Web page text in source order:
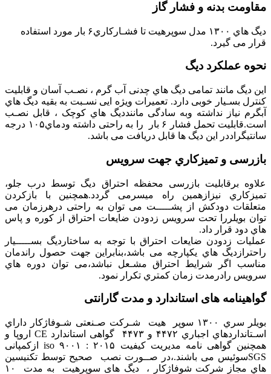
مقاومت بدنه و فشار گاز
دیگ هاي ۱۳۰۰ مدل سوپرهیت تا فشـارکاري۶ بار مورد استفاده
قرار می گیرد.
نحوه عملکرد دیگ
این دیگ مانند تمامی دیگ هاي چدنی آب گرم ، نصـب آسان و قابلیت
کنترل بسـیار خوبی دارد. تعمیرات ویژه ایی نسـبت به بقیه دیگ هاي
آبگرم نیاز نداشته وبه سادگی ماننددیگ هاي کوچک ، قابل نصـب
است.قابلیت تحمل فشار ۶ بار را به راحتی داشته ودماي۱۰۵ درجه
سانتیگراددر این دیگ ها قابل دریافت می باشد.
بازرسی و تمیزکاري جهت سرویس
علاوه برقابلیت بازرسی محفظه احتراق دیگ توسط درب جلو،
تمیزکاري نیزازهمین راه میسرمی گردد.همچنین با بازکردن
متعلقات دودکش از پشـــــت می توان به راحتی درهرزمان می
توان بویلررا تحت سرویس زدودن ضایعات احتراق از کوره و پاس
هاي دود قرار داد.
عملیات زدودن ضایعات احتراق با توجه به ساختاردیگ بســـــیار
راحترازدیگ هاي یکپارچه می باشد،بنابراین جهت حصول راندمان
مناسب اگر شرایط احتراق مشـعل نباشد،می توان دوره هاي
سرویس رادرمدت زمان کمتري تکرار نمود.
گواهینامه های استاندارد و مدت گارانتی
بویلر سري ۱۳۰۰ سوپر هيت شـرکت صـنعتی شـوفاژکار داراي
اسـتانداردهاي اجباري ۴۴۷۲ و ۴۴۷۳ گواهی استاندارد CE اروپا و
همچنین گواهی نامه مدیریت کیفیت ۲۰۱۵ : ۹۰۰۱ iso ازکمپانی
SGSسوئیس می باشند.،در صــورت نصب صحیح توسط تکنیسین
هاي مجاز شرکت شوفاژکار ، دیگ های سوپرهيت به مدت ۱۰